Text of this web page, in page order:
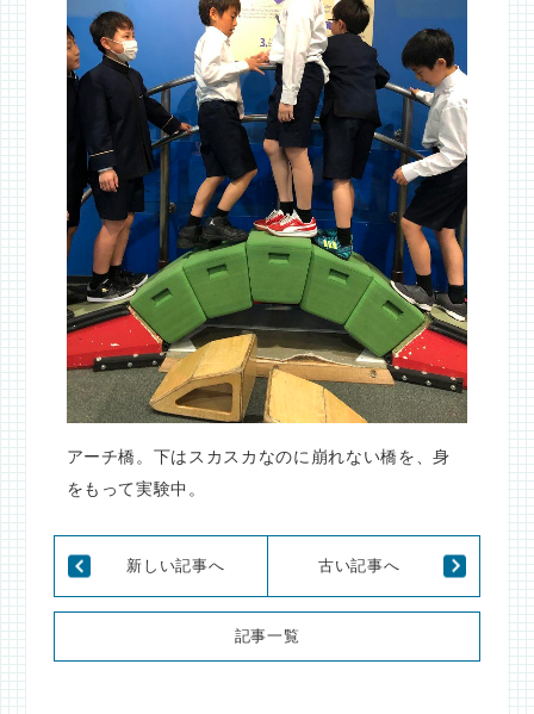
アーチ橋。下はスカスカなのに崩れない橋を、身
をもって実験中。
新しい記事へ
記事一覧
古い記事へ